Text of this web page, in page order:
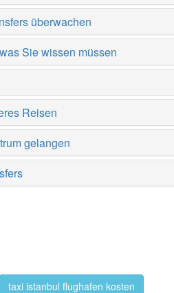
überwachen
Sie wissen müssen
Reisen
gelangen
taxi istanbul flughafen kosten